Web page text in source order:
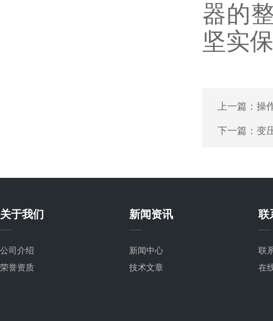
器的
坚实
上一篇： 操
下一篇： 变
关于我们
公司介绍
荣誉资质
新闻资讯
新闻中心
技术文章
联
联
在